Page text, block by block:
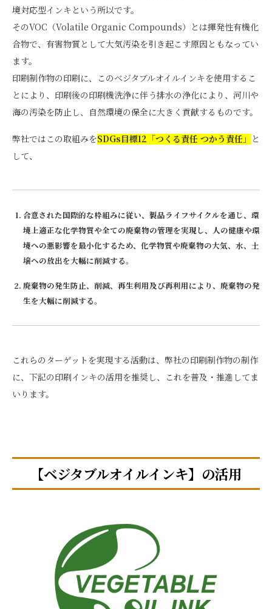
境対応型インキという所以です。
そのVOC（Volatile Organic Compounds）とは揮発性有機化
合物で、有害物質として大気汚染を引き起こす原因ともなってい
ます。
印刷制作物の印刷に、このベジタブルオイルインキを使用するこ
とにより、印刷後の印刷機洗浄に伴う排水の浄化により、河川や
海の汚染を防止し、自然環境の保全に大きく貢献するものです。
弊社ではこの取組みをSDGs目標12「つくる責任 つかう責任」 と
して、
合意された国際的な枠組みに従い、製品ライフサイクルを通じ、環
境上適正な化学物質や全ての廃棄物の管理を実現し、人の健康や環
境への悪影響を最小化するため、化学物質や廃棄物の大気、水、土
壌への放出を大幅に削減する。
廃棄物の発生防止、削減、再生利用及び再利用により、廃棄物の発
生を大幅に削減する。
これらのターゲットを実現する活動は、弊社の印刷制作物の制作
に、下記の印刷インキの活用を推奨し、これを普及・推進してま
いります。
【ベジタブルオイルインキ】の活用